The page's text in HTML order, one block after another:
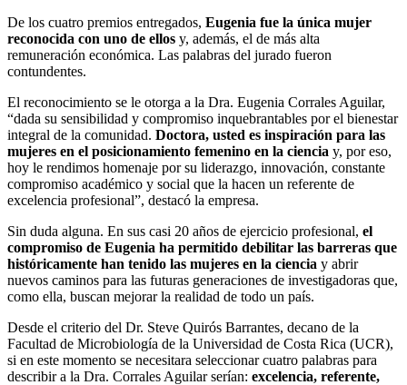
De los cuatro premios entregados, Eugenia fue la única mujer
reconocida con uno de ellos y, además, el de más alta
remuneración económica. Las palabras del jurado fueron
contundentes.
El reconocimiento se le otorga a la Dra. Eugenia Corrales Aguilar,
“dada su sensibilidad y compromiso inquebrantables por el bienestar
integral de la comunidad. Doctora, usted es inspiración para las
mujeres en el posicionamiento femenino en la ciencia y, por eso,
hoy le rendimos homenaje por su liderazgo, innovación, constante
compromiso académico y social que la hacen un referente de
excelencia profesional”, destacó la empresa.
Sin duda alguna. En sus casi 20 años de ejercicio profesional, el
compromiso de Eugenia ha permitido debilitar las barreras que
históricamente han tenido las mujeres en la ciencia y abrir
nuevos caminos para las futuras generaciones de investigadoras que,
como ella, buscan mejorar la realidad de todo un país.
Desde el criterio del Dr. Steve Quirós Barrantes, decano de la
Facultad de Microbiología de la Universidad de Costa Rica (UCR),
si en este momento se necesitara seleccionar cuatro palabras para
describir a la Dra. Corrales Aguilar serían: excelencia, referente,